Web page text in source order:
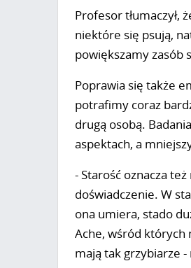
Profesor tłumaczył,
niektóre się psują,
powiększamy zasób
Poprawia się także
potrafimy coraz
drugą osobą.
aspektach, a
- Starość oznacza
doświadczenie. W
ona umiera, stado
Ache, wśród których
mają tak grzybiarze